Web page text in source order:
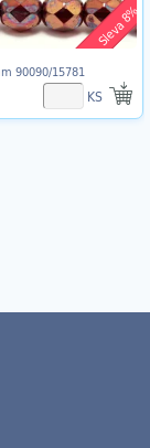
Sleva 8%
90090/15781
KS